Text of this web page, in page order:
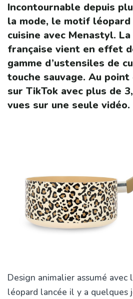
Incontournable depuis
la mode, le motif léopard
cuisine avec Menastyl.
française vient en effet
gamme d’ustensiles de
touche sauvage. Au
sur TikTok avec plus de
vues sur une seule vidéo.
Design animalier assumé
léopard lancée il y a quelques